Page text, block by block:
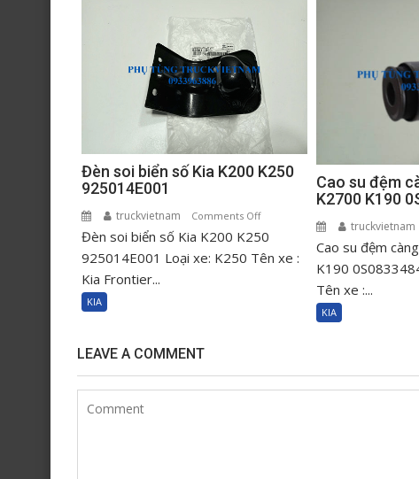
Đèn soi biển số Kia K200 K250
925014E001
truckvietnam Comments Offon
Đèn
soi
Đèn soi biển số Kia K200 K250
925014E001 Loại xe: K250 Tên xe :
Kia Frontier...
KIA
Cao su đệm
K2700 K190
truckvietnam
Cao su đệm
K190
Tên xe :...
KIA
LEAVE A COMMENT